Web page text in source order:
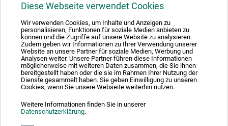
Diese Webseite verwendet Cookies
Wir verwenden Cookies, um Inhalte und Anzeigen zu
personalisieren, Funktionen für soziale Medien anbieten zu
können und die Zugriffe auf unsere Website zu analysieren.
Zudem geben wir Informationen zu Ihrer Verwendung unserer
Website an unsere Partner für soziale Medien, Werbung und
Analysen weiter. Unsere Partner führen diese Informationen
möglicherweise mit weiteren Daten zusammen, die Sie ihnen
bereitgestellt haben oder die sie im Rahmen Ihrer Nutzung der
Dienste gesammelt haben. Sie geben Einwilligung zu unseren
Cookies, wenn Sie unsere Webseite weiterhin nutzen.
Weitere Informationen finden Sie in unserer
Datenschutzerklärung.
1
Absolut sikker